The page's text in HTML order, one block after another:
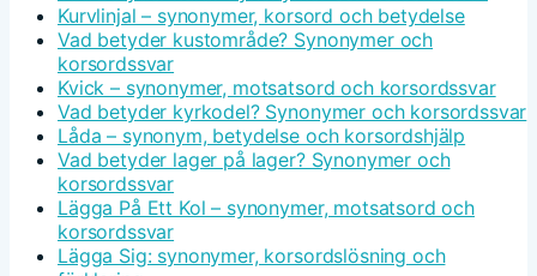
Kurvlinjal – synonymer, korsord och betydelse
Vad betyder kustområde? Synonymer och
korsordssvar
Kvick – synonymer, motsatsord och korsordssvar
Vad betyder kyrkodel? Synonymer och korsordssvar
Låda – synonym, betydelse och korsordshjälp
Vad betyder lager på lager? Synonymer och
korsordssvar
Lägga På Ett Kol – synonymer, motsatsord och
korsordssvar
Lägga Sig: synonymer, korsordslösning och